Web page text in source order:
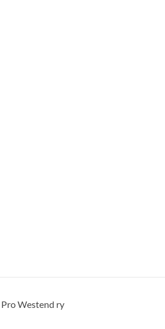
Pro Westend ry